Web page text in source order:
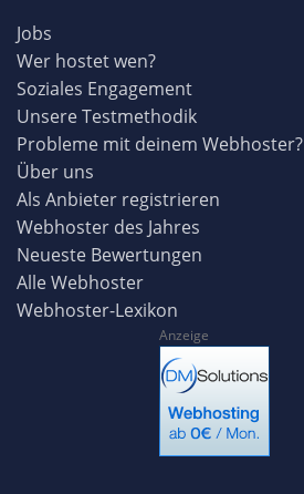
Jobs
Wer hostet wen?
Soziales Engagement
Unsere Testmethodik
Probleme mit deinem Webhoster?
Über uns
Als Anbieter registrieren
Webhoster des Jahres
Neueste Bewertungen
Alle Webhoster
Webhoster-Lexikon
Anzeige